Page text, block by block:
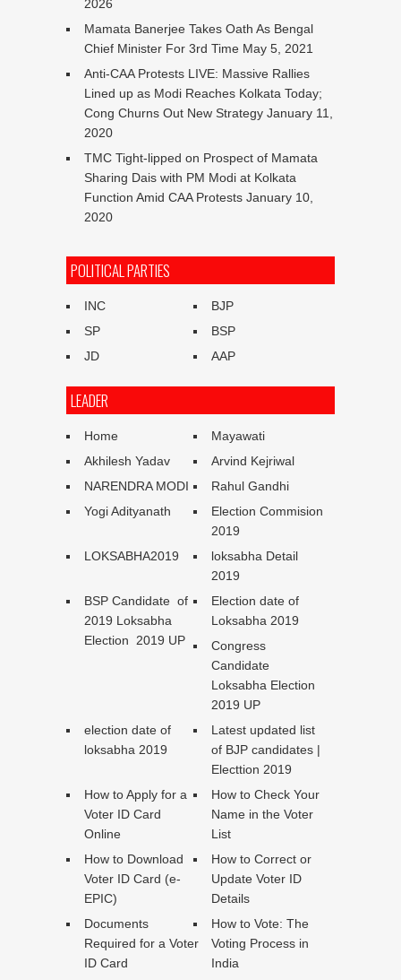
2026
Mamata Banerjee Takes Oath As Bengal
Chief Minister For 3rd Time May 5, 2021
Anti-CAA Protests LIVE: Massive Rallies
Lined up as Modi Reaches Kolkata Today;
Cong Churns Out New Strategy January 11,
2020
TMC Tight-lipped on Prospect of Mamata
Sharing Dais with PM Modi at Kolkata
Function Amid CAA Protests January 10,
2020
POLITICAL PARTIES
INC
BJP
SP
BSP
JD
AAP
LEADER
Home
Mayawati
Akhilesh Yadav
Arvind Kejriwal
NARENDRA MODI
Rahul Gandhi
Yogi Adityanath
Election Commision
2019
LOKSABHA2019
loksabha Detail
2019
BSP Candidate of
2019 Loksabha
Election 2019 UP
Election date of
Loksabha 2019
Congress
Candidate
Loksabha Election
2019 UP
election date of
loksabha 2019
Latest updated list
of BJP candidates |
Electtion 2019
How to Apply for a
Voter ID Card
Online
How to Check Your
Name in the Voter
List
How to Download
Voter ID Card (e-
EPIC)
How to Correct or
Update Voter ID
Details
Documents
Required for a Voter
ID Card
How to Vote: The
Voting Process in
India